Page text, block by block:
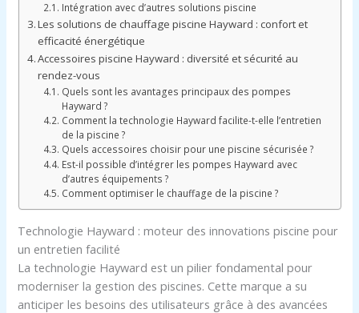
Intégration avec d’autres solutions piscine
Les solutions de chauffage piscine Hayward : confort et
efficacité énergétique
Accessoires piscine Hayward : diversité et sécurité au
rendez-vous
Quels sont les avantages principaux des pompes
Hayward ?
Comment la technologie Hayward facilite-t-elle l’entretien
de la piscine ?
Quels accessoires choisir pour une piscine sécurisée ?
Est-il possible d’intégrer les pompes Hayward avec
d’autres équipements ?
Comment optimiser le chauffage de la piscine ?
Technologie Hayward : moteur des innovations piscine pour
un entretien facilité
La technologie Hayward est un pilier fondamental pour
moderniser la gestion des piscines. Cette marque a su
anticiper les besoins des utilisateurs grâce à des avancées